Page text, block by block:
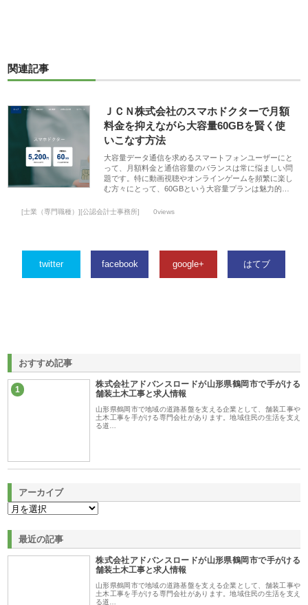
関連記事
ＪＣＮ株式会社のスマホドクターで月額
料金を抑えながら大容量60GBを賢く使
いこなす方法
大容量データ通信を求めるスマートフォンユーザーにと
って、月額料金と通信容量のバランスは常に悩ましい問
題です。特に動画視聴やオンラインゲームを頻繁に楽し
む方々にとって、60GBという大容量プランは魅力的…
[士業（専門職種）][公認会計士事務所] 0views
twitter facebook google+ はてブ
おすすめ記事
1
株式会社アドバンスロードが山形県鶴岡市で手がける
舗装土木工事と求人情報
山形県鶴岡市で地域の道路基盤を支える企業として、舗装工事や
土木工事を手がける専門会社があります。地域住民の生活を支え
る道…
アーカイブ
最近の記事
株式会社アドバンスロードが山形県鶴岡市で手がける
舗装土木工事と求人情報
山形県鶴岡市で地域の道路基盤を支える企業として、舗装工事や
土木工事を手がける専門会社があります。地域住民の生活を支え
る道…